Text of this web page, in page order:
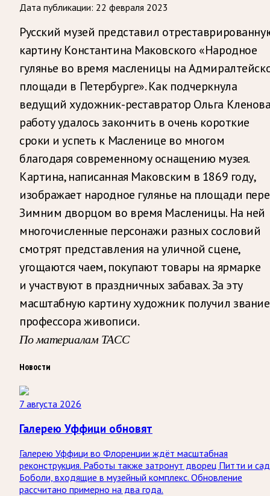
Дата публикации: 22 февраля 2023
Русский музей представил
картину Константина Маковского «Народное
гулянье во время масленицы на
площади в Петербурге». Как подчеркнула
ведущий художник-реставратор Ольга
работу удалось закончить в очень короткие
сроки и успеть к Масленице во многом
благодаря современному оснащению музея.
Картина, написанная Маковским в 1869 году,
изображает народное гулянье на площади
Зимним дворцом во время Масленицы. На ней
многочисленные персонажи разных сословий
смотрят представления на уличной сцене,
угощаются чаем, покупают товары на ярмарке
и участвуют в праздничных забавах. За эту
масштабную картину художник получил звание
профессора живописи.
По материалам ТАСС
Новости
7 августа 2026
Галерею Уффици обновят
Галерею Уффици во Флоренции ждёт масштабная
реконструкция. Работы также затронут дворец Питти и
Боболи, входящие в музейный комплекс. Обновление
рассчитано примерно на два года.